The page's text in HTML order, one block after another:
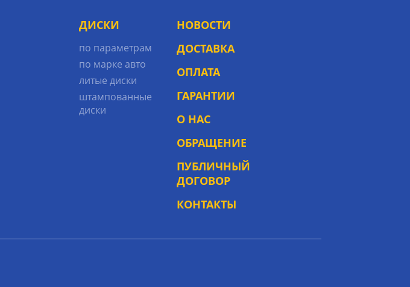
ДИСКИ
по параметрам
по марке авто
литые диски
штампованные
диски
НОВОСТИ
ДОСТАВКА
ОПЛАТА
ГАРАНТИИ
О НАС
ОБРАЩЕНИЕ
ПУБЛИЧНЫЙ
ДОГОВОР
КОНТАКТЫ